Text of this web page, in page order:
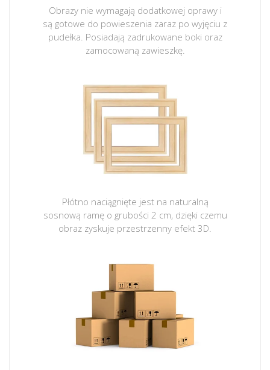
Obrazy nie wymagają dodatkowej oprawy i
są gotowe do powieszenia zaraz po wyjęciu z
pudełka. Posiadają zadrukowane boki oraz
zamocowaną zawieszkę.
Płótno naciągnięte jest na naturalną
sosnową ramę o grubości 2 cm, dzięki czemu
obraz zyskuje przestrzenny efekt 3D.